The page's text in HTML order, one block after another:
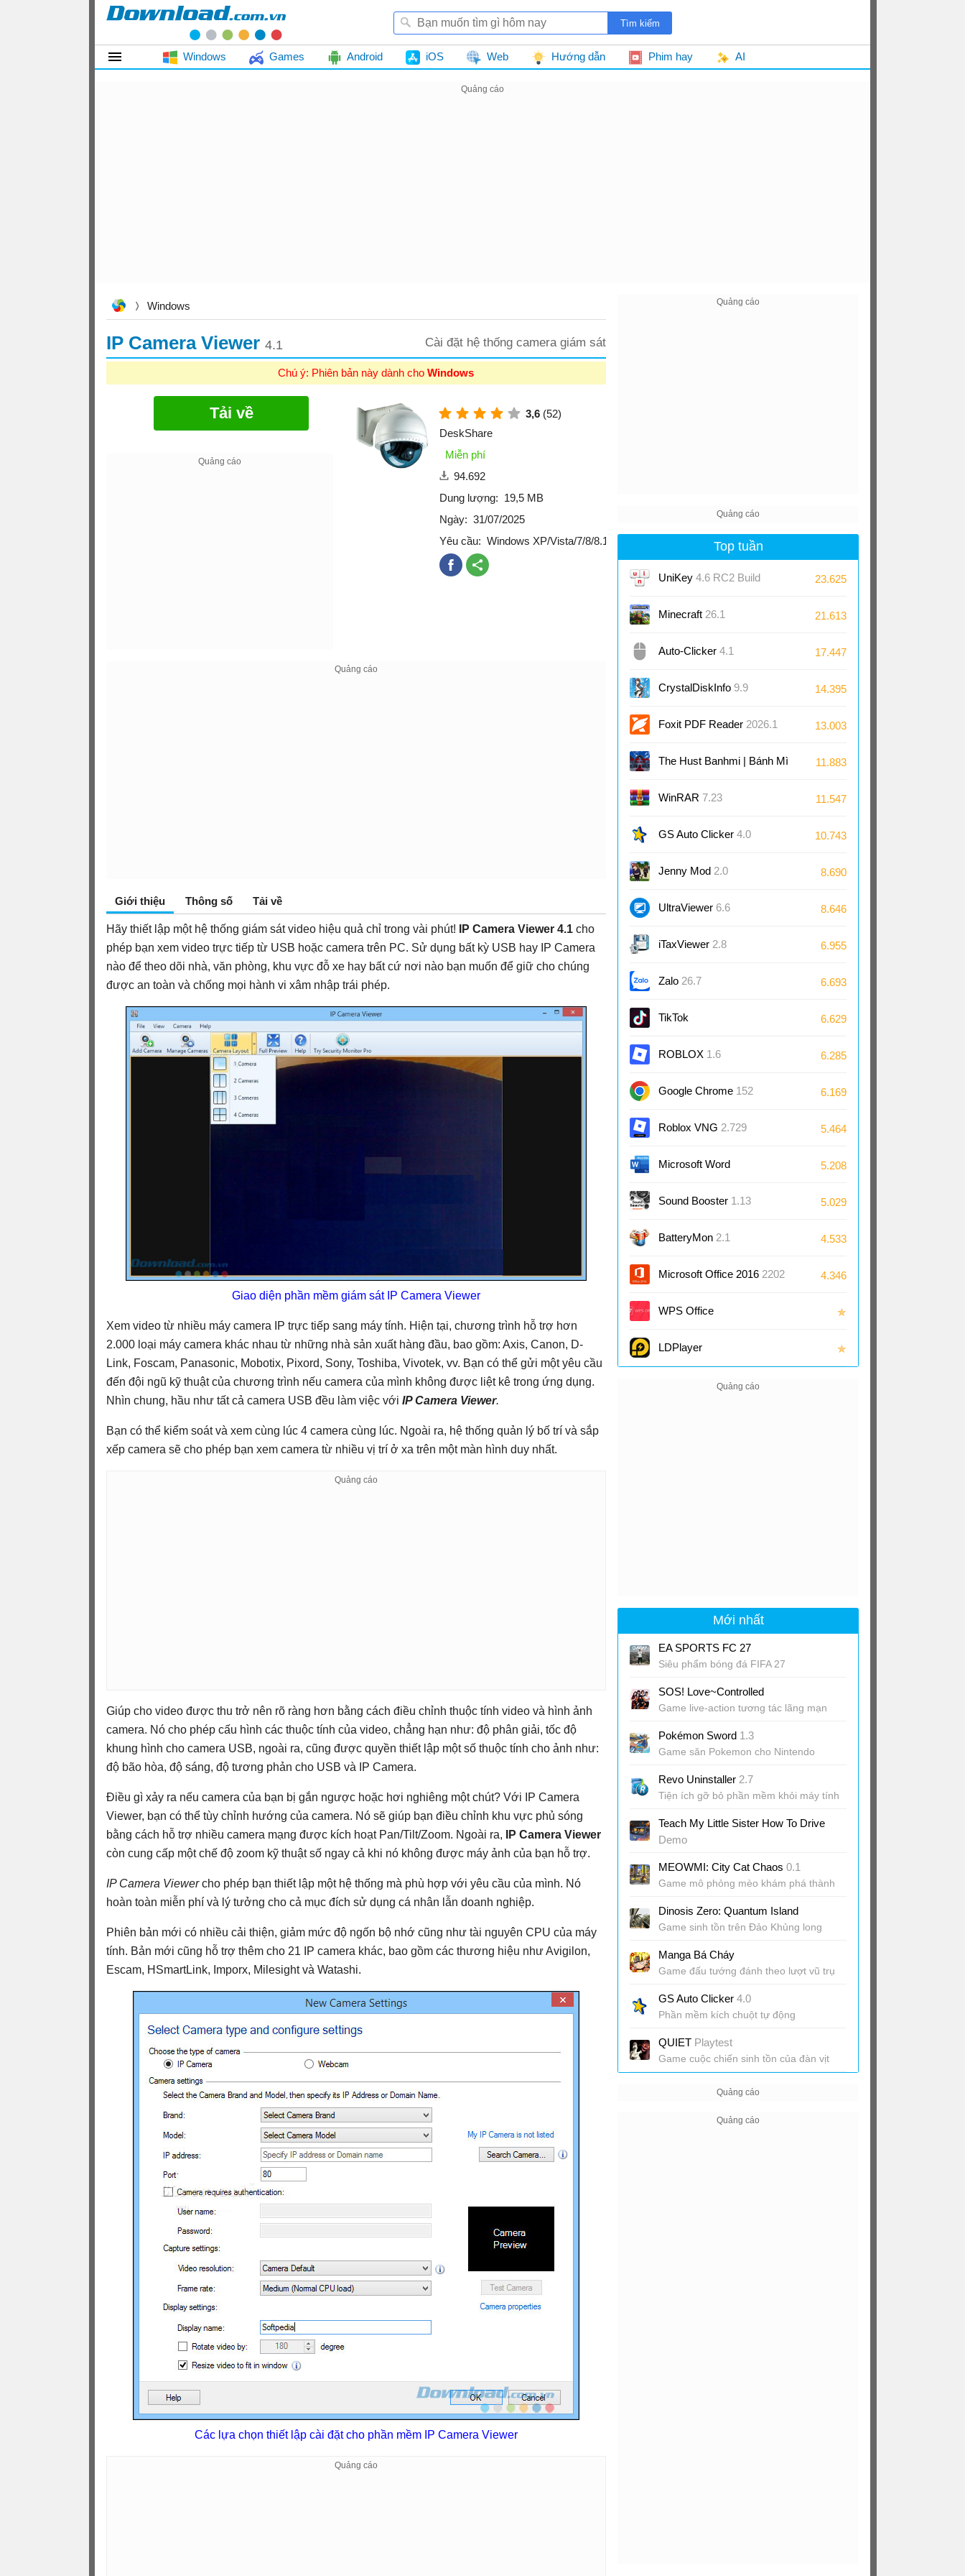
Windows Games Android iOS Web Hướng dẫn Phim hay AI
Windows
IP Camera Viewer 4.1 Cài đặt hệ thống camera giám sát
Chú ý: Phiên bản này dành cho Windows
Tải về 3,6 (52)
DeskShare
Miễn phí
94.692
Dung lượng: 19,5 MB
Ngày: 31/07/2025
Yêu cầu: Windows XP/Vista/7/8/8.1/10
Giới thiệu Thông số Tải về
Hãy thiết lập một hệ thống giám sát video hiệu quả chỉ trong vài phút! IP Camera Viewer 4.1 cho
phép bạn xem video trực tiếp từ USB hoặc camera trên PC. Sử dụng bất kỳ USB hay IP Camera
nào để theo dõi nhà, văn phòng, khu vực đỗ xe hay bất cứ nơi nào bạn muốn để giữ cho chúng
được an toàn và chống mọi hành vi xâm nhập trái phép.
Giao diện phần mềm giám sát IP Camera Viewer
Xem video từ nhiều máy camera IP trực tiếp sang máy tính. Hiện tại, chương trình hỗ trợ hơn
2.000 loại máy camera khác nhau từ những nhà sản xuất hàng đầu, bao gồm: Axis, Canon, D-
Link, Foscam, Panasonic, Mobotix, Pixord, Sony, Toshiba, Vivotek, vv. Bạn có thể gửi một yêu cầu
đến đội ngũ kỹ thuật của chương trình nếu camera của mình không được liệt kê trong ứng dụng.
Nhìn chung, hầu như tất cả camera USB đều làm việc với IP Camera Viewer.
Bạn có thể kiểm soát và xem cùng lúc 4 camera cùng lúc. Ngoài ra, hệ thống quản lý bố trí và sắp
xếp camera sẽ cho phép bạn xem camera từ nhiều vị trí ở xa trên một màn hình duy nhất.
Giúp cho video được thu trở nên rõ ràng hơn bằng cách điều chỉnh thuộc tính video và hình ảnh
camera. Nó cho phép cấu hình các thuộc tính của video, chẳng hạn như: độ phân giải, tốc độ
khung hình cho camera USB, ngoài ra, cũng được quyền thiết lập một số thuộc tính cho ảnh như:
độ bão hòa, độ sáng, độ tương phản cho USB và IP Camera.
Điều gì xảy ra nếu camera của bạn bị gắn ngược hoặc hơi nghiêng một chút? Với IP Camera
Viewer, bạn có thể tùy chỉnh hướng của camera. Nó sẽ giúp bạn điều chỉnh khu vực phủ sóng
bằng cách hỗ trợ nhiều camera mạng được kích hoạt Pan/Tilt/Zoom. Ngoài ra,
IP Camera Viewer
còn cung cấp một chế độ zoom kỹ thuật số ngay cả khi nó không được máy ảnh của bạn hỗ trợ.
IP Camera Viewercho phép bạn thiết lập một hệ thống mà phù hợp với yêu cầu của mình. Nó
hoàn toàn miễn phí và lý tưởng cho cả mục đích sử dụng cá nhân lẫn doanh nghiệp.
Phiên bản mới có nhiều cải thiện, giảm mức độ ngốn bộ nhớ cũng như tài nguyên CPU của máy
tính. Bản mới cũng hỗ trợ thêm cho 21 IP camera khác, bao gồm các thương hiệu như Avigilon,
Escam, HSmartLink, Imporx, Milesight và Watashi.
Các lựa chọn thiết lập cài đặt cho phần mềm IP Camera Viewer
Top tuần
UniKey 4.6 RC2 Build
230919
23.625
Minecraft 26.1 21.613
Auto-Clicker 4.1 17.447
CrystalDiskInfo 9.9 14.395
Foxit PDF Reader 2026.1 13.003
The Hust Banhmi | Bánh Mì
Bách Khoa
11.883
WinRAR 7.23 11.547
GS Auto Clicker 4.0 10.743
Jenny Mod 2.0 8.690
UltraViewer 6.6 8.646
iTaxViewer 2.8 6.955
Zalo 26.7 6.693
TikTok 6.629
ROBLOX 1.6 6.285
Google Chrome 152 6.169
Roblox VNG 2.729 5.464
Microsoft Word
2024/2021/2019/2016
5.208
Sound Booster 1.13 5.029
BatteryMon 2.1 4.533
Microsoft Office 2016 2202
(16.0
4.346
WPS Office ✯
LDPlayer ✯
Mới nhất
EA SPORTS FC 27
Siêu phẩm bóng đá FIFA 27
SOS! Love~Controlled
Game live-action tương tác lãng mạn
Pokémon Sword 1.3
Game săn Pokemon cho Nintendo
Revo Uninstaller 2.7
Tiện ích gỡ bỏ phần mềm khỏi máy tính
Teach My Little Sister How To Drive
Demo
hước
MEOWMI: City Cat Chaos 0.1
Game mô phỏng mèo khám phá thành
Dinosis Zero: Quantum Island
Game sinh tồn trên Đảo Khủng long
Manga Bá Cháy
Game đấu tướng đánh theo lượt vũ trụ
GS Auto Clicker 4.0
Phần mềm kích chuột tự động
QUIET Playtest
Game cuộc chiến sinh tồn của đàn vịt
ngoài hành tinh